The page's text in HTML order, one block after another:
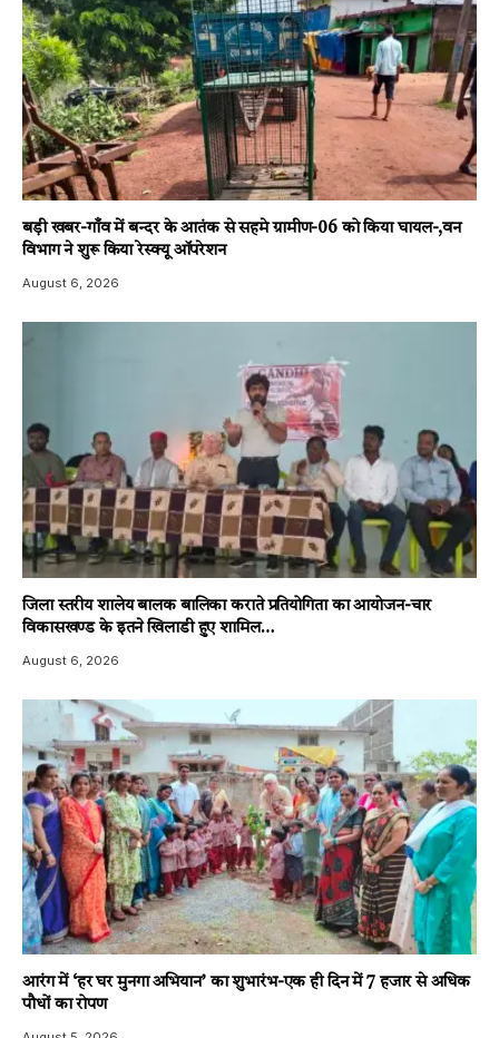
बड़ी खबर-गाँव में बन्दर के आतंक से सहमे ग्रामीण-06 को किया घायल-,वन
विभाग ने शुरू किया रेस्क्यू ऑपरेशन
August 6, 2026
जिला स्तरीय शालेय बालक बालिका कराते प्रतियोगिता का आयोजन-चार
विकासखण्ड के इतने खिलाडी हुए शामिल…
August 6, 2026
आरंग में ‘हर घर मुनगा अभियान’ का शुभारंभ-एक ही दिन में 7 हजार से अधिक
पौधों का रोपण